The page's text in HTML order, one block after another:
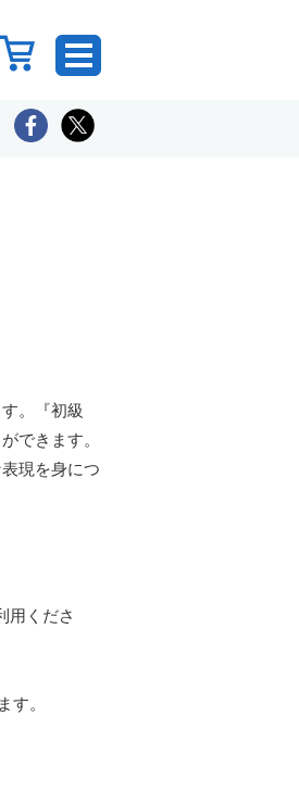
。『初級
できます。
現を身につ
用くださ
す。